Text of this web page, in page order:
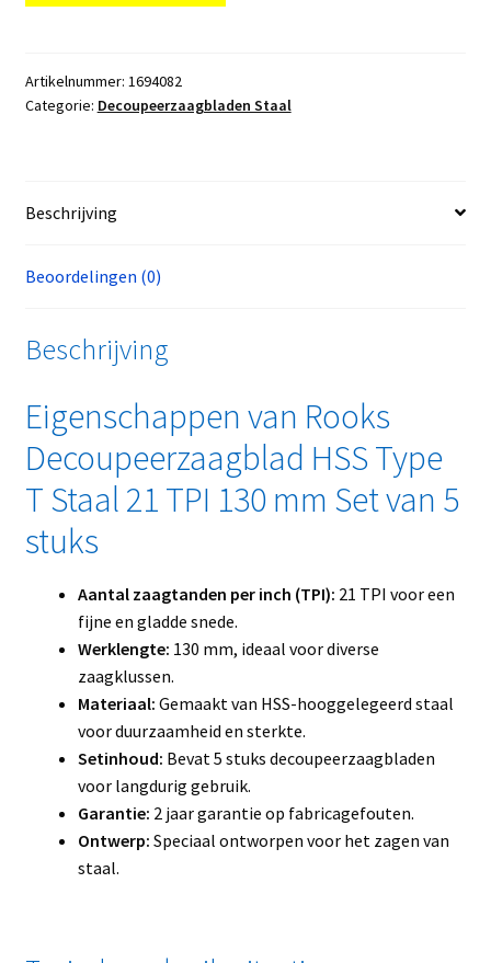
Artikelnummer: 1694082
Categorie: Decoupeerzaagbladen Staal
Beschrijving
Beoordelingen (0)
Beschrijving
Eigenschappen van Rooks
Decoupeerzaagblad HSS Type
T Staal 21 TPI 130 mm Set van 5
stuks
Aantal zaagtanden per inch (TPI): 21 TPI voor een
fijne en gladde snede.
Werklengte: 130 mm, ideaal voor diverse
zaagklussen.
Materiaal: Gemaakt van HSS-hooggelegeerd staal
voor duurzaamheid en sterkte.
Setinhoud: Bevat 5 stuks decoupeerzaagbladen
voor langdurig gebruik.
Garantie: 2 jaar garantie op fabricagefouten.
Ontwerp: Speciaal ontworpen voor het zagen van
staal.